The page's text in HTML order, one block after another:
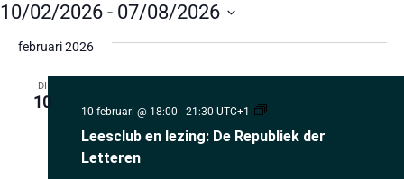
10/02/2026 - 07/08/2026
eenfebruari 2026
DI
10
Leesclub en lezing: De Republiek der
Letteren
10 februari @ 18:00 - 21:30 UTC+1
Leesclub
lezing: